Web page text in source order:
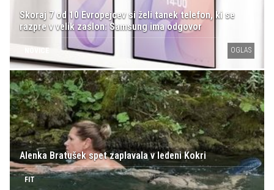
Skoraj 7 od 10 Evropejcev si želi tanek telefon, ki se
razpre v velik zaslon: Samsung ima odgovor
OGLAS
Alenka Bratušek spet zaplavala v ledeni Kokri
FIT